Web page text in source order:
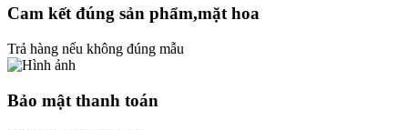
Cam kết đúng sản phẩm,mặt hoa
Trả hàng nếu không đúng mẫu
Bảo mật thanh toán